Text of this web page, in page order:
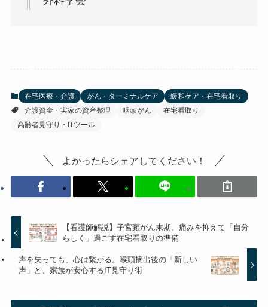
在宅医療・介護 がん・ターミナルケア
緩和ケア・在宅看取り
介護資金・実家の資産整理
咽頭がん
在宅看取り
高齢者見守り・ITツール
よかったらシェアしてください！
【看護師解説】子宮頸がん末期。痛みを抑えて「自分
らしく」過ごす在宅看取りの準備
声を失っても、心は繋がる。喉頭摘出後の「新しい
声」と、家族が安心するIT見守り術